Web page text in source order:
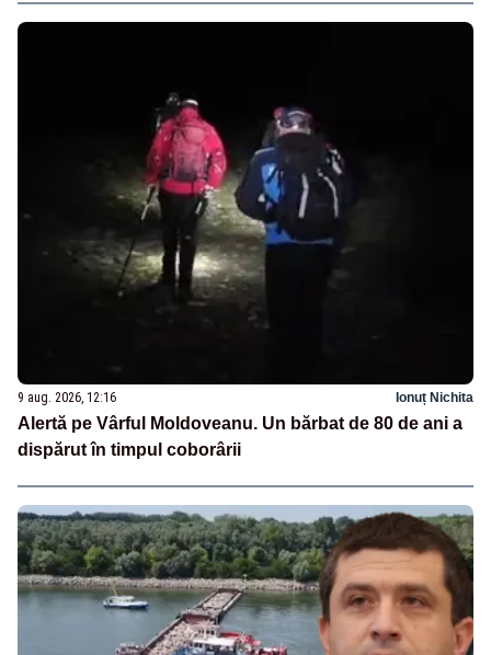
9 aug. 2026, 12:16 Ionuț Nichita
Alertă pe Vârful Moldoveanu. Un bărbat de 80 de ani a
dispărut în timpul coborârii